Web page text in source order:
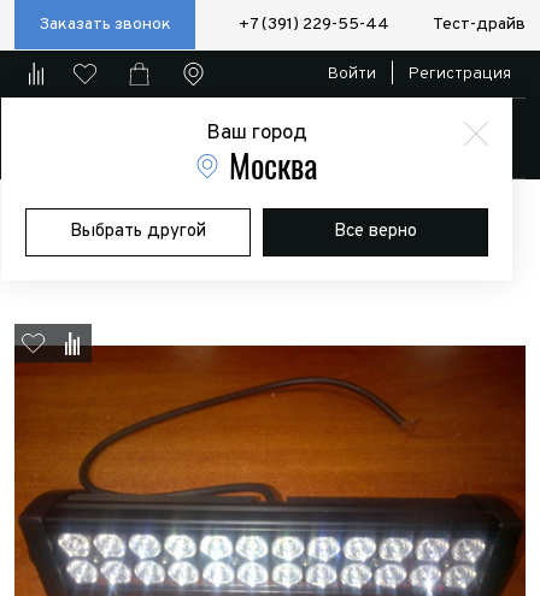
Заказать звонок +7 (391) 229-55-44 Тест-драйв
Ваш город
Москва
Выбрать другой Все верно
Войти Регистрация
Главная Магазин Дополнительное оборудование
Доп.
Светодиодная фара 24LED 14"